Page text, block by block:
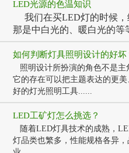
LED光源的色温知识
我们在买LED灯的时候，
那是中白光的、暖白光的等
如何判断灯具照明设计的好坏
照明设计所扮演的角色不是主
它的存在可以把主题表达的更
好的灯光照明工具......
LED工矿灯怎么挑选？
随着LED灯具技术的成熟，
灯品类也繁多，性能规格各异